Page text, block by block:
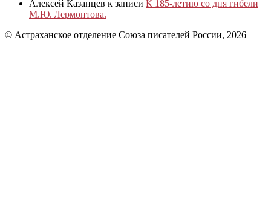
Алексей Казанцев к записи К 185‑летию со дня гибели
М.Ю. Лермонтова.
© Астраханское отделение Союза писателей России, 2026